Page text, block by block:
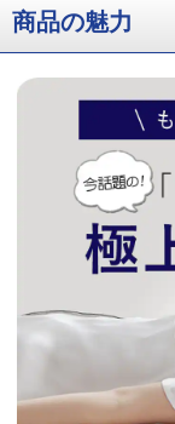
商品の魅力